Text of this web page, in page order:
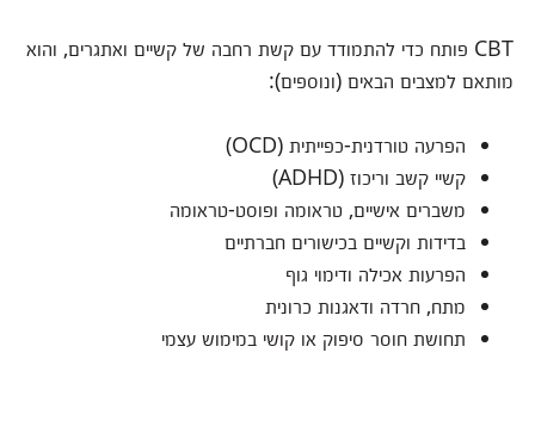
CBT פותח כדי להתמודד עם קשת רחבה של קשיים ואתגרים, והוא
מותאם למצבים הבאים (ונוספים):
הפרעה טורדנית-כפייתית (OCD)
קשיי קשב וריכוז (ADHD)
משברים אישיים, טראומה ופוסט-טראומה
בדידות וקשיים בכישורים חברתיים
הפרעות אכילה ודימוי גוף
מתח, חרדה ודאגנות כרונית
תחושת חוסר סיפוק או קושי במימוש עצמי